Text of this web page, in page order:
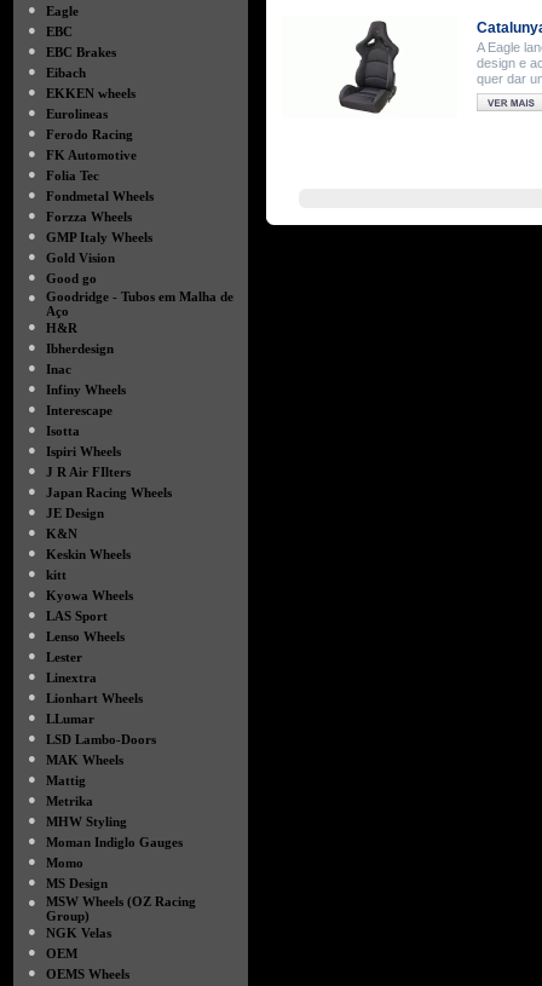
●
Eagle
●
EBC
●
EBC Brakes
●
Eibach
●
EKKEN wheels
●
Eurolineas
●
Ferodo Racing
●
FK Automotive
●
Folia Tec
●
Fondmetal Wheels
●
Forzza Wheels
●
GMP Italy Wheels
●
Gold Vision
●
Good go
●
Goodridge - Tubos em Malha de
Aço
●
H&R
●
Ibherdesign
●
Inac
●
Infiny Wheels
●
Interescape
●
Isotta
●
Ispiri Wheels
●
J R Air FIlters
●
Japan Racing Wheels
●
JE Design
●
K&N
●
Keskin Wheels
●
kitt
●
Kyowa Wheels
●
LAS Sport
●
Lenso Wheels
●
Lester
●
Linextra
●
Lionhart Wheels
●
LLumar
●
LSD Lambo-Doors
●
MAK Wheels
●
Mattig
●
Metrika
●
MHW Styling
●
Moman Indiglo Gauges
●
Momo
●
MS Design
●
MSW Wheels (OZ Racing
Group)
●
NGK Velas
●
OEM
●
OEMS Wheels
A Eagle
design e
quer dar